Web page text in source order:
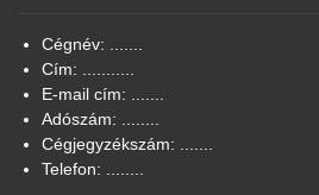
Cégnév: .......
Cím: ...........
E-mail cím: .......
Adószám: ........
Cégjegyzékszám: .......
Telefon: ........